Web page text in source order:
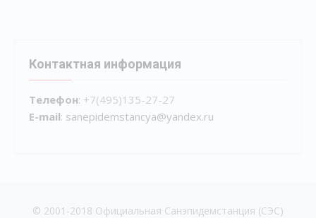
Контактная информация
Телефон: +7(495)135-27-27
E-mail: sanepidemstancya@yandex.ru
© 2001-2018 Официальная Санэпидемстанция (СЭС)